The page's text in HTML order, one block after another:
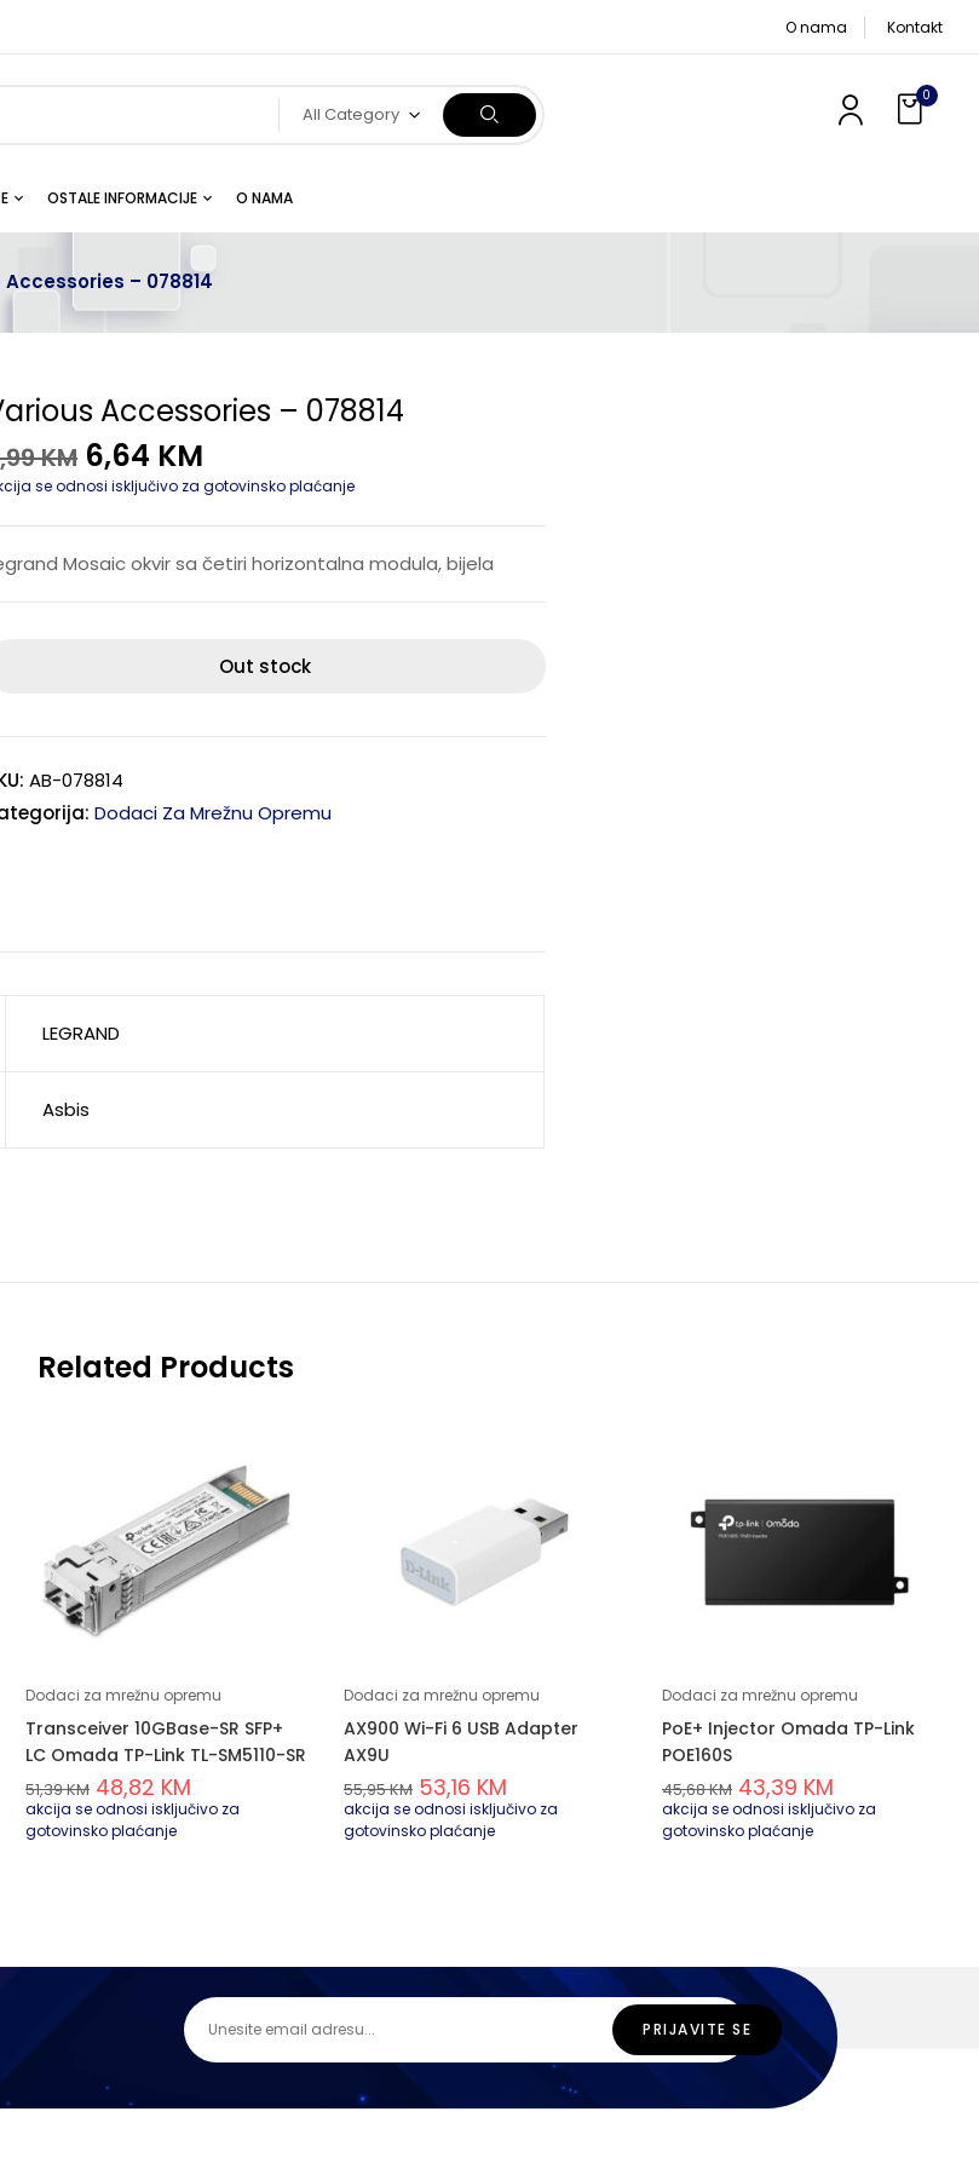
O nama Kontakt
All Category
0
OSTALE INFORMACIJE O NAMA
– 078814
Accessories – 078814
KM 6,64 KM
se odnosi isključivo za gotovinsko plaćanje
Mosaic okvir sa četiri horizontalna modula, bijela
Out stock
AB-078814
Dodaci Za Mrežnu Opremu
LEGRAND
Asbis
Related Products
Dodaci za mrežnu opremu
Transceiver 10GBase-SR SFP+
LC Omada TP-Link TL-SM5110-SR
51,39KM 48,82 KM
akcija se odnosi isključivo za
gotovinsko plaćanje
Dodaci za mrežnu opremu
AX900 Wi-Fi 6 USB Adapter
AX9U
55,95KM 53,16 KM
akcija se odnosi isključivo za
gotovinsko plaćanje
Dodaci za mrežnu opremu
PoE+ Injector Omada TP-Link
POE160S
45,68KM 43,39 KM
akcija se odnosi isključivo za
gotovinsko plaćanje